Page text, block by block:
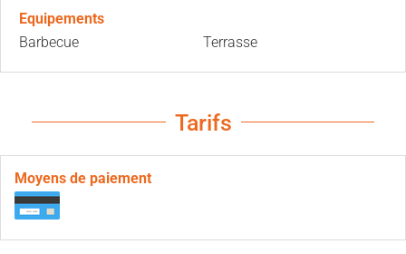
Equipements
Barbecue
Terrasse
Tarifs
Moyens de paiement